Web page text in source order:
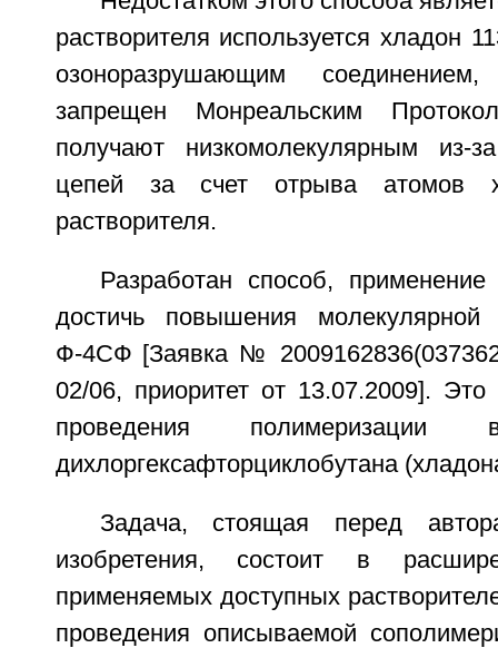
растворителя используется хладон
озоноразрушающим
запрещен Монреальским
получают низкомолекулярным из-
цепей за счет отрыва атомов
растворителя.
Разработан способ, применение
достичь повышения
Ф-4СФ [Заявка №
02/06, приоритет от 13.07.2009]. Это
проведения
дихлоргексафторциклобутана
Задача, стоящая перед
изобретения, состоит в
применяемых доступных
проведения описываемой